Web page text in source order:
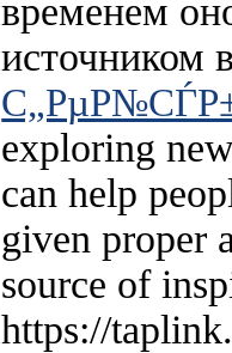
временем
источником
exploring
can help
given proper
source of
https://